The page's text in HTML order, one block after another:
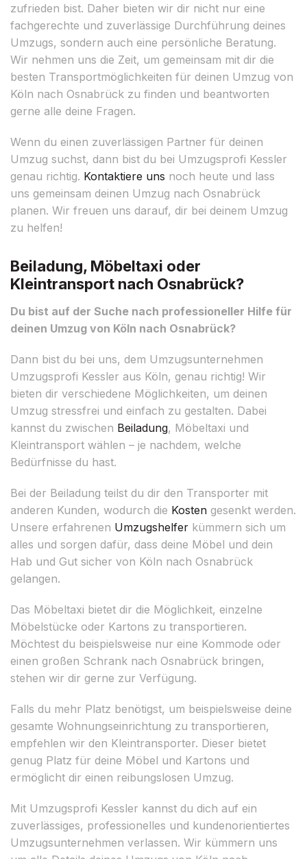
zufrieden bist. Daher bieten wir dir nicht nur eine
fachgerechte und zuverlässige Durchführung deines
Umzugs, sondern auch eine persönliche Beratung.
Wir nehmen uns die Zeit, um gemeinsam mit dir die
besten Transportmöglichkeiten für deinen Umzug von
Köln nach Osnabrück zu finden und beantworten
gerne alle deine Fragen.
Wenn du einen zuverlässigen Partner für deinen
Umzug suchst, dann bist du bei Umzugsprofi Kessler
genau richtig. Kontaktiere uns noch heute und lass
uns gemeinsam deinen Umzug nach Osnabrück
planen. Wir freuen uns darauf, dir bei deinem Umzug
zu helfen!
Beiladung, Möbeltaxi oder
Kleintransport nach Osnabrück?
Du bist auf der Suche nach professioneller Hilfe für
deinen Umzug von Köln nach Osnabrück?
Dann bist du bei uns, dem Umzugsunternehmen
Umzugsprofi Kessler aus Köln, genau richtig! Wir
bieten dir verschiedene Möglichkeiten, um deinen
Umzug stressfrei und einfach zu gestalten. Dabei
kannst du zwischen Beiladung, Möbeltaxi und
Kleintransport wählen – je nachdem, welche
Bedürfnisse du hast.
Bei der Beiladung teilst du dir den Transporter mit
anderen Kunden, wodurch die Kosten gesenkt werden.
Unsere erfahrenen Umzugshelfer kümmern sich um
alles und sorgen dafür, dass deine Möbel und dein
Hab und Gut sicher von Köln nach Osnabrück
gelangen.
Das Möbeltaxi bietet dir die Möglichkeit, einzelne
Möbelstücke oder Kartons zu transportieren.
Möchtest du beispielsweise nur eine Kommode oder
einen großen Schrank nach Osnabrück bringen,
stehen wir dir gerne zur Verfügung.
Falls du mehr Platz benötigst, um beispielsweise deine
gesamte Wohnungseinrichtung zu transportieren,
empfehlen wir den Kleintransporter. Dieser bietet
genug Platz für deine Möbel und Kartons und
ermöglicht dir einen reibungslosen Umzug.
Mit Umzugsprofi Kessler kannst du dich auf ein
zuverlässiges, professionelles und kundenorientiertes
Umzugsunternehmen verlassen. Wir kümmern uns